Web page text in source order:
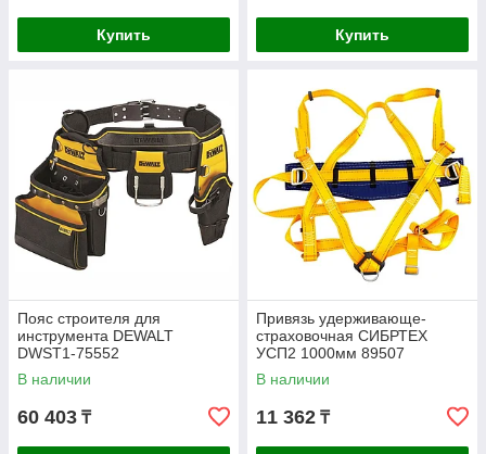
Купить Купить
Пояс строителя для
инструмента DEWALT
DWST1-75552
В наличии
60 403 ₸
Привязь удерживающе-
страховочная СИБРТЕХ
УСП2 1000мм 89507
В наличии
11 362 ₸